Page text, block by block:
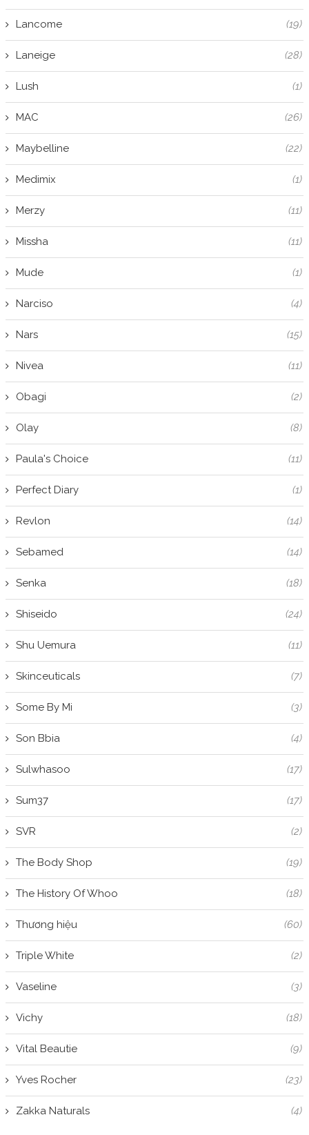
Lancome (19)
Laneige (28)
Lush (1)
MAC (26)
Maybelline (22)
Medimix (1)
Merzy (11)
Missha (11)
Mude (1)
Narciso (4)
Nars (15)
Nivea (11)
Obagi (2)
Olay (8)
Paula's Choice (11)
Perfect Diary (1)
Revlon (14)
Sebamed (14)
Senka (18)
Shiseido (24)
Shu Uemura (11)
Skinceuticals (7)
Some By Mi (3)
Son Bbia (4)
Sulwhasoo (17)
Sum37 (17)
SVR (2)
The Body Shop (19)
The History Of Whoo (18)
Thương hiệu (60)
Triple White (2)
Vaseline (3)
Vichy (18)
Vital Beautie (9)
Yves Rocher (23)
Zakka Naturals (4)